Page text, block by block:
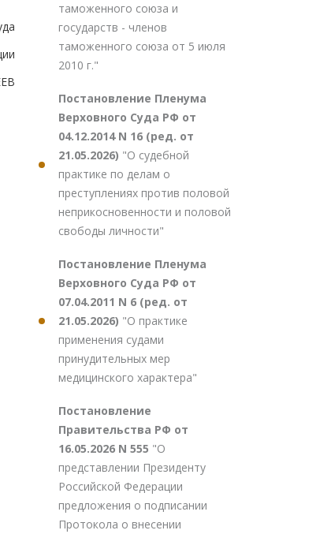
таможенного союза и
государств - членов
таможенного союза от 5 июля
2010 г."
Постановление Пленума
Верховного Суда РФ от
04.12.2014 N 16 (ред. от
21.05.2026) "О судебной
практике по делам о
преступлениях против половой
неприкосновенности и половой
свободы личности"
Постановление Пленума
Верховного Суда РФ от
07.04.2011 N 6 (ред. от
21.05.2026) "О практике
применения судами
принудительных мер
медицинского характера"
Постановление
Правительства РФ от
16.05.2026 N 555 "О
представлении Президенту
Российской Федерации
предложения о подписании
Протокола о внесении